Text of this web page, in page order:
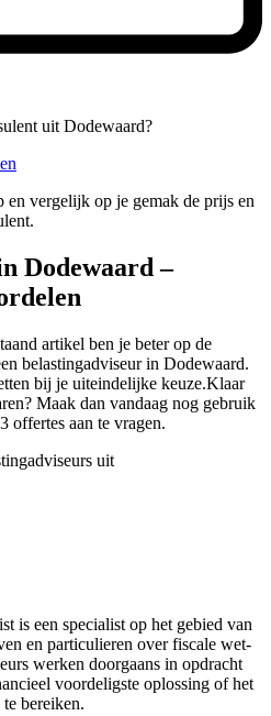
uit Dodewaard?
vergelijk op je gemak de prijs en
Dodewaard –
artikel ben je beter op de
belastingadviseur in Dodewaard.
bij je uiteindelijke keuze.Klaar
Maak dan vandaag nog gebruik
offertes aan te vragen.
uit
is een specialist op het gebied van
en particulieren over fiscale wet-
werken doorgaans in opdracht
voordeligste oplossing of het
bereiken.